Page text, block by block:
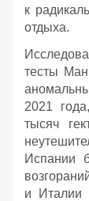
к
отдыха.
тесты
2021
тысяч
Испании
и Италии